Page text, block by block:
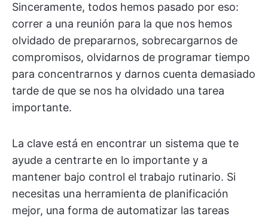
Sinceramente, todos hemos pasado por eso:
correr a una reunión para la que nos hemos
olvidado de prepararnos, sobrecargarnos de
compromisos, olvidarnos de programar tiempo
para concentrarnos y darnos cuenta demasiado
tarde de que se nos ha olvidado una tarea
importante.
La clave está en encontrar un sistema que te
ayude a centrarte en lo importante y a
mantener bajo control el trabajo rutinario. Si
necesitas una herramienta de planificación
mejor, una forma de automatizar las tareas